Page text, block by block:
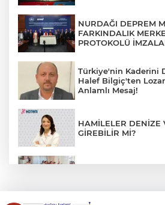
NURDAĞI DEPREM
FARKINDALIK
PROTOKOLÜ
Türkiye'nin Kaderini
Halef Bilgiç'ten
Anlamlı Mesaj!
HAMİLELER DENİZE
GİREBİLİR Mİ?